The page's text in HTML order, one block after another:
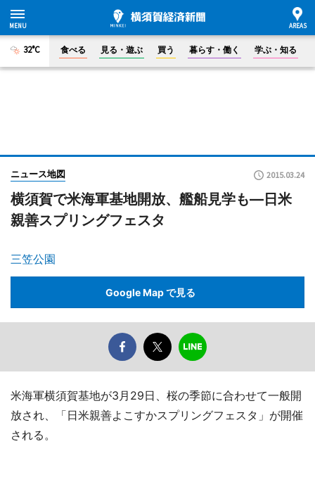
32°C 食べる 見る・遊ぶ 買う 暮らす・働く 学ぶ・知る
ニュース地図 2015.03.24
横須賀で米海軍基地開放、艦船見学も―日米
親善スプリングフェスタ
三笠公園
Google Map で見る
米海軍横須賀基地が3月29日、桜の季節に合わせて一般開
放され、「日米親善よこすかスプリングフェスタ」が開催
される。